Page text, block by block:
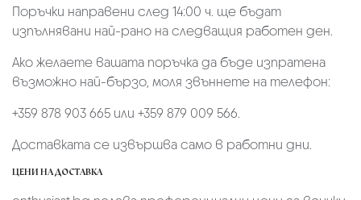
Поръчки направени след 14:00 ч. ще бъдат
изпълнявани най-рано на следващия работен ден.
Ако желаете вашата поръчка да бъде изпратена
възможно най-бързо, моля звъннете на телефон:
+359 878 903 665 или +359 879 009 566.
Доставката се извършва само в работни дни.
ЦЕНИ НА ДОСТАВКА